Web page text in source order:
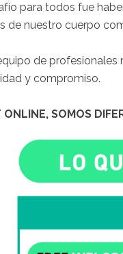
para todos fue
de nuestro cuerpo
de profesionales
y compromiso.
SOMOS